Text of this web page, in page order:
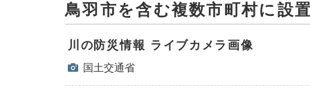
鳥羽市を含む複数市町村に設
川の防災情報 ライブカメラ画像
国土交通省